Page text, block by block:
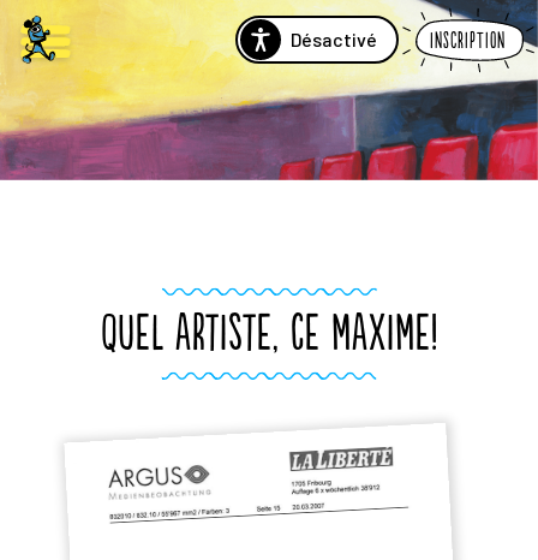
Désactivé Inscription
QUEL ARTISTE, CE MAXIME!